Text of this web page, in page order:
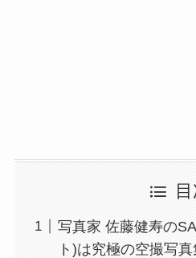
写真家 佐藤健寿の
ト)は究極の空撮写真